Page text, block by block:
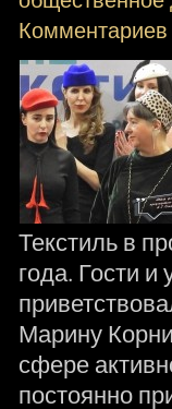
Комментариев
Текстиль в
года. Гости
Марину
сфере
постоянно